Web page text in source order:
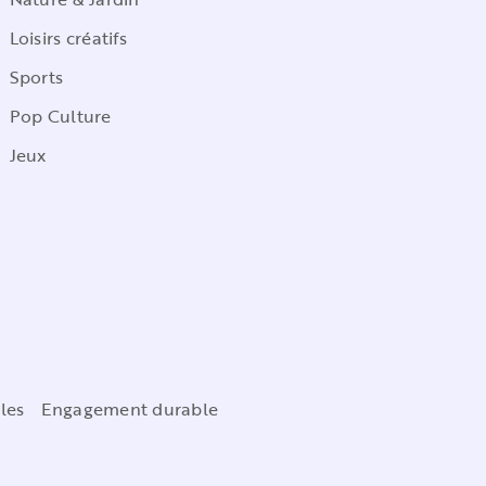
Loisirs créatifs
Sports
Pop Culture
Jeux
Engagement durable